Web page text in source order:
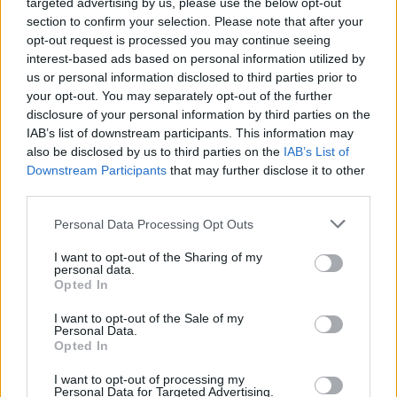
section to confirm your selection. Please note that after your
opt-out request is processed you may continue seeing
interest-based ads based on personal information utilized by
us or personal information disclosed to third parties prior to
your opt-out. You may separately opt-out of the further
disclosure of your personal information by third parties on the
IAB’s list of downstream participants. This information may
also be disclosed by us to third parties on the IAB’s List of
Downstream Participants that may further disclose it to other
Personal Data Processing Opt Outs
I want to opt-out of the Sharing of my
personal data.
Opted In
I want to opt-out of the Sale of my
Personal Data.
Opted In
I want to opt-out of processing my
Personal Data for Targeted Advertising.
Model transparent
monedhat e tjera
Flakët përfshijnë banesën
dykatëshe në Fier,
shkaktohen dëme të
konsiderueshme
“Meta” gjobitet me 567
milionë dollarë të tjerë për
sigurinë e fëmijëve,
kompania: Do ta apelojmë
Çfarë kanë rezervuar yjet
dhimbja e madhe, Arianit